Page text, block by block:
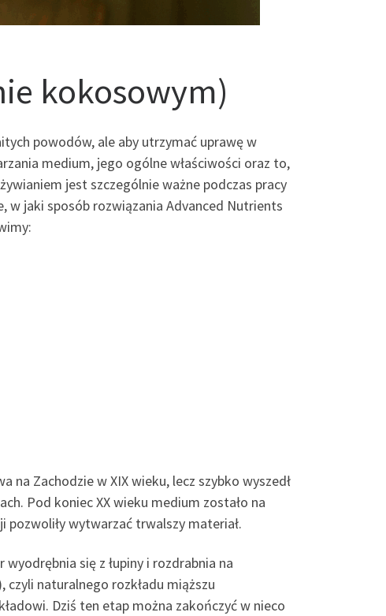
kokosowym)
powodów, ale aby utrzymać uprawę w
medium, jego ogólne właściwości oraz to,
jest szczególnie ważne podczas pracy
jaki sposób rozwiązania Advanced Nutrients
Zachodzie w XIX wieku, lecz szybko wyszedł
Pod koniec XX wieku medium zostało na
wytwarzać trwalszy materiał.
się z łupiny i rozdrabnia na
naturalnego rozkładu miąższu
Dziś ten etap można zakończyć w nieco